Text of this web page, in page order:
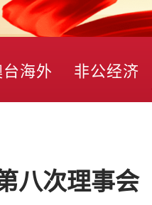
海外 非公经济
八次理事会